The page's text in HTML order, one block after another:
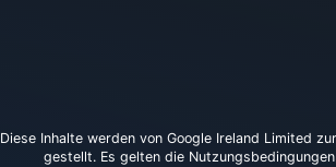
Diese Inhalte werden von Google Ireland Limited
gestellt. Es gelten die